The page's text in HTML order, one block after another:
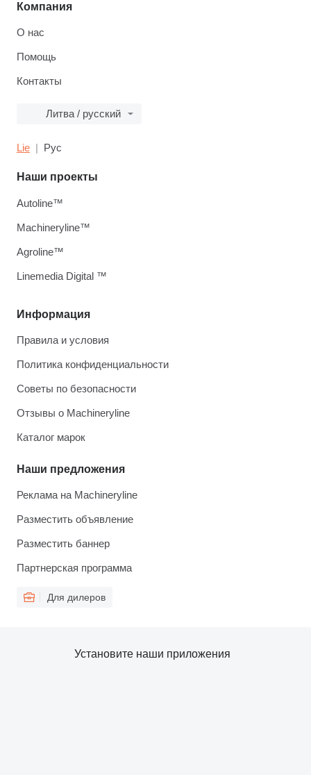
Компания
О нас
Помощь
Контакты
Литва / русский
Lie Рус
Информация
Правила и условия
Политика конфиденциальности
Советы по безопасности
Отзывы о Machineryline
Каталог марок
Наши предложения
Реклама на Machineryline
Разместить объявление
Разместить баннер
Партнерская программа
Для дилеров
Наши проекты
Autoline™
Machineryline™
Agroline™
Linemedia Digital ™
Установите наши приложения